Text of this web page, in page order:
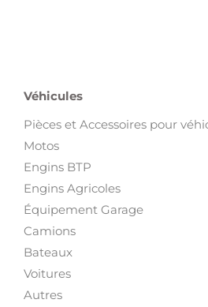
Véhicules
Pièces et Accessoires pour
Motos
Engins BTP
Engins Agricoles
Équipement Garage
Camions
Bateaux
Voitures
Autres